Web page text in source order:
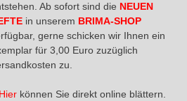
Ab sofort sind die NEUEN
in unserem BRIMA-SHOP
gerne schicken wir Ihnen ein
für 3,00 Euro zuzüglich
zu.
können Sie direkt online blättern.